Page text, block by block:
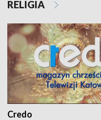
RELIGIA
Credo